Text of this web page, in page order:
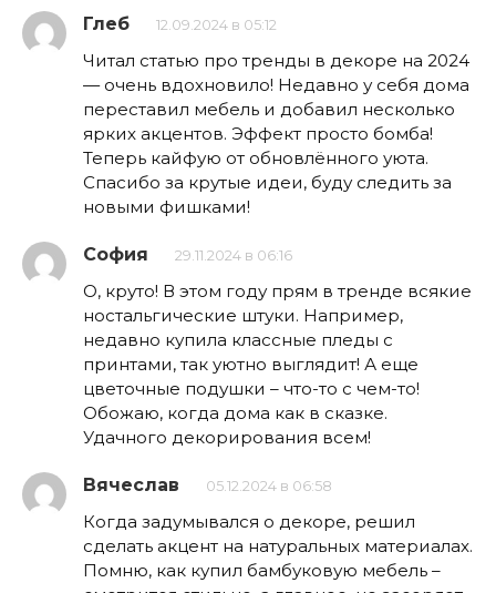
Глеб 12.09.2024 в 05:12
Читал статью про тренды в декоре на 2024
— очень вдохновило! Недавно у себя дома
переставил мебель и добавил несколько
ярких акцентов. Эффект просто бомба!
Теперь кайфую от обновлённого уюта.
Спасибо за крутые идеи, буду следить за
новыми фишками!
София 29.11.2024 в 06:16
О, круто! В этом году прям в тренде всякие
ностальгические штуки. Например,
недавно купила классные пледы с
принтами, так уютно выглядит! А еще
цветочные подушки – что-то с чем-то!
Обожаю, когда дома как в сказке.
Удачного декорирования всем!
Вячеслав 05.12.2024 в 06:58
Когда задумывался о декоре, решил
сделать акцент на натуральных материалах.
Помню, как купил бамбуковую мебель –